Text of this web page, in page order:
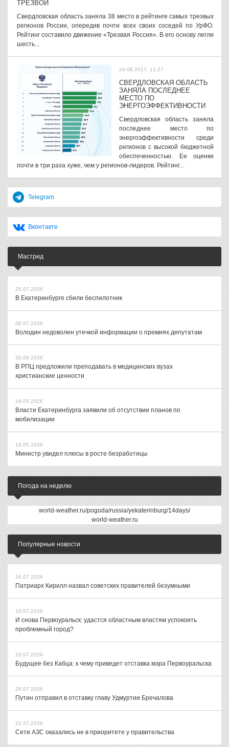
ТРЕЗВОЙ
Свердловская область заняла 38 место в рейтинге самых трезвых
регионов России, опередив почти всех своих соседей по УрФО.
Рейтинг составило движение «Трезвая Россия». В его основу легли
шесть...
24.08.2017, 11:27
СВЕРДЛОВСКАЯ ОБЛАСТЬ
ЗАНЯЛА ПОСЛЕДНЕЕ
МЕСТО ПО
ЭНЕРГОЭФФЕКТИВНОСТИ
Свердловская область заняла
последнее место по
энергоэффективности среди
регионов с высокой бюджетной
обеспеченностью. Ее оценки
почти в три раза хуже, чем у регионов-лидеров. Рейтинг...
Telegram
Вконтакте
Мастрид
25.07.2026
В Екатеринбурге сбили беспилотник
08.07.2026
Володин недоволен утечкой информации о премиях депутатам
30.06.2026
В РПЦ предложили преподавать в медицинских вузах
христианские ценности
19.05.2026
Власти Екатеринбурга заявили об отсутствии планов по
мобилизации
18.05.2026
Министр увидел плюсы в росте безработицы
Погода на неделю
world-weather.ru/pogoda/russia/yekaterinburg/14days/
world-weather.ru
Популярные новости
16.07.2026
Патриарх Кирилл назвал советских правителей безумными
10.07.2026
И снова Первоуральск: удастся областным властям успокоить
проблемный город?
23.07.2026
Будущее без Кабца: к чему приведет отставка мэра Первоуральска
29.07.2026
Путин отправил в отставку главу Удмуртии Бречалова
22.07.2026
Сети АЗС оказались не в приоритете у правительства